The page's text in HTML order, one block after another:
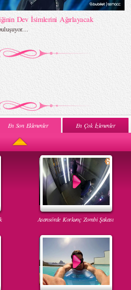
Dev İsimlerini Ağırlayacak
En Son Eklenenler En Çok İzlenenler
Asansörde Korkunç Zombi Şakası